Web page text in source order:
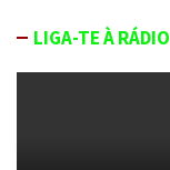
LIGA-TE À RÁDIO